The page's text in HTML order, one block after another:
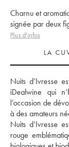
Charnu et
signée par deux
Plus d'infos
LA
Nuits d’Ivresse
iDealwine qui
l’occasion de
à des amateurs
Nuits d’Ivresse
rouge